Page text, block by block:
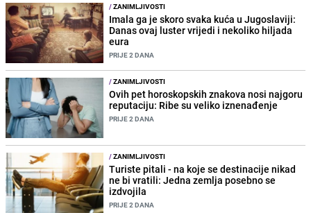
/ZANIMLJIVOSTI
Imala ga je skoro svaka kuća u Jugoslaviji:
Danas ovaj luster vrijedi i nekoliko hiljada
eura
PRIJE 2 DANA
/ZANIMLJIVOSTI
Ovih pet horoskopskih znakova nosi najgoru
reputaciju: Ribe su veliko iznenađenje
PRIJE 2 DANA
/ZANIMLJIVOSTI
Turiste pitali - na koje se destinacije nikad
ne bi vratili: Jedna zemlja posebno se
izdvojila
PRIJE 2 DANA